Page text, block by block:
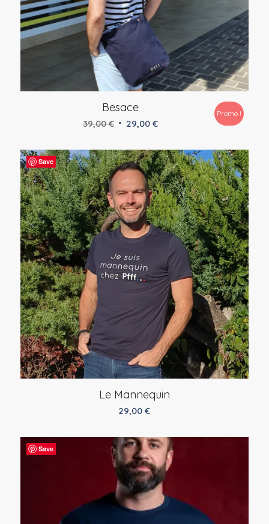
Besace
39,00€ Le
initial
était :
39,00 €.
29,00 €Le
actuel
est :
29,00 €.
Promo !
Save
Le Mannequin
29,00€
Save